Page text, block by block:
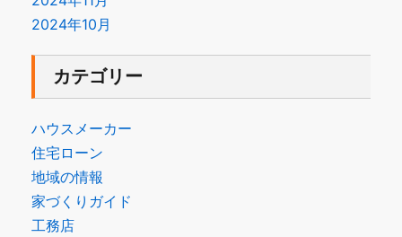
2024年10月
カテゴリー
ハウスメーカー
住宅ローン
地域の情報
家づくりガイド
工務店